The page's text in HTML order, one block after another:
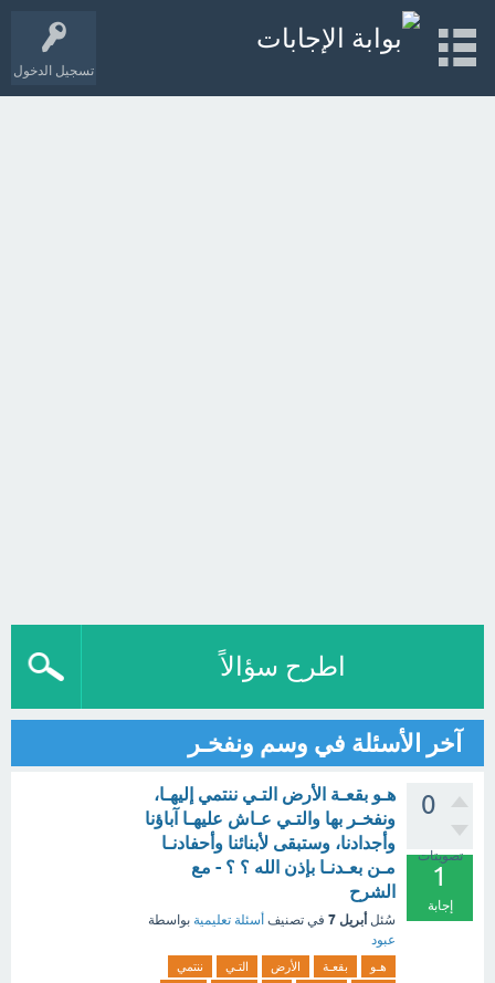
تسجيل الدخول
اطرح سؤالاً
آخر الأسئلة في وسم ونفخـر
0
تصويتات
1
إجابة
هـو بقعـة الأرض التـي ننتمي إليهـا،
ونفخـر بها والتـي عـاش عليهـا آباؤنا
وأجدادنا، وستبقى لأبنائنا وأحفادنـا
مـن بعـدنـا بإذن الله ؟ ؟ - مع
الشرح
سُئل أبريل 7 في تصنيف أسئلة تعليمية بواسطة
عبود
هـو بقعـة الأرض التـي
ننتمي